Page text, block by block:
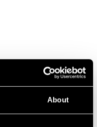
About